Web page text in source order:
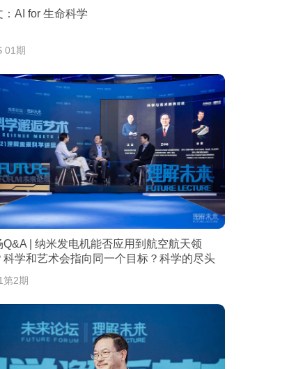
：AI for 生命科学
01期
Q&A | 纳米发电机能否应用到航空航天领
科学和艺术会指向同一个目标？科学的尽头
是神学？
第2期